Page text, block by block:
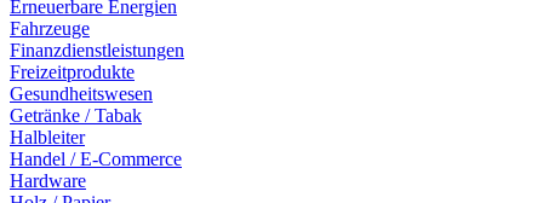
Erneuerbare Energien
Fahrzeuge
Finanzdienstleistungen
Freizeitprodukte
Gesundheitswesen
Getränke / Tabak
Halbleiter
Handel / E-Commerce
Hardware